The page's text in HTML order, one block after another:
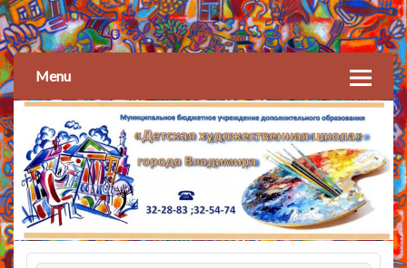
Детская художественная
школа
Menu